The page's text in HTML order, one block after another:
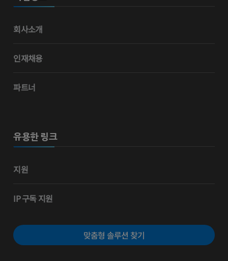
회사소개
인재채용
파트너
유용한 링크
지원
IP 구독 지원
맞춤형 솔루션 찾기